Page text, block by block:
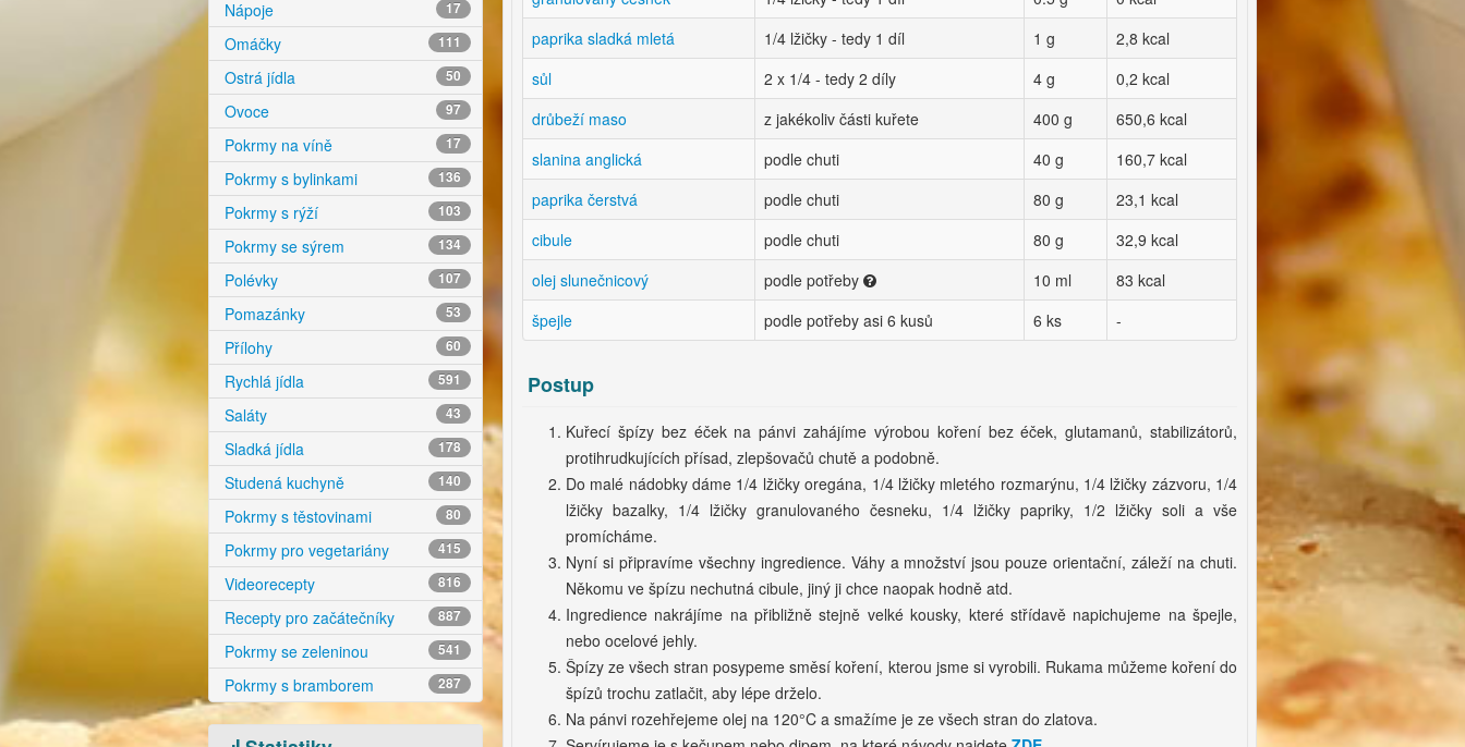
Nápoje 17
Omáčky 111
Ostrá jídla 50
Ovoce 97
Pokrmy na víně 17
Pokrmy s bylinkami 136
Pokrmy s rýží 103
Pokrmy se sýrem 134
Polévky 107
Pomazánky 53
Přílohy 60
Rychlá jídla 591
Saláty 43
Sladká jídla 178
Studená kuchyně 140
Pokrmy s těstovinami 80
Pokrmy pro vegetariány 415
Videorecepty 816
Recepty pro začátečníky 887
Pokrmy se zeleninou 541
Pokrmy s bramborem 287
paprika sladká mletá
1/4 lžičky - tedy 1 díl 1 g
2,8 kcal
sůl
2 x 1/4 - tedy 2 díly 4 g
0,2 kcal
drůbeží maso
z jakékoliv části kuřete 400 g
650,6 kcal
slanina anglická
podle chuti 40 g
160,7 kcal
paprika čerstvá
podle chuti 80 g
23,1 kcal
cibule
podle chuti 80 g
32,9 kcal
olej slunečnicový
podle potřeby 10 ml
83 kcal
špejle
podle potřeby asi 6 kusů 6 ks -
Postup
Kuřecí špízy bez éček na pánvi zahájíme výrobou koření bez éček, glutamanů, stabilizátorů,
protihrudkujících přísad, zlepšovačů chutě a podobně.
Do malé nádobky dáme 1/4 lžičky oregána, 1/4 lžičky mletého rozmarýnu, 1/4 lžičky zázvoru, 1/4
lžičky bazalky, 1/4 lžičky granulovaného česneku, 1/4 lžičky papriky, 1/2 lžičky soli a vše
promícháme.
Nyní si připravíme všechny ingredience. Váhy a množství jsou pouze orientační, záleží na chuti.
Někomu ve špízu nechutná cibule, jiný ji chce naopak hodně atd.
Ingredience nakrájíme na přibližně stejně velké kousky, které střídavě napichujeme na špejle,
nebo ocelové jehly.
Špízy ze všech stran posypeme směsí koření, kterou jsme si vyrobili. Rukama můžeme koření do
špízů trochu zatlačit, aby lépe drželo.
Na pánvi rozehřejeme olej na 120°C a smažíme je ze všech stran do zlatova.